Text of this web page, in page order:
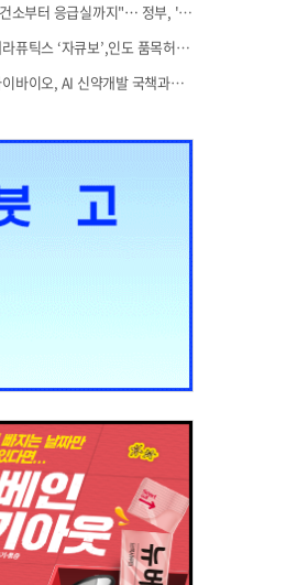
"동네 보건소부터 응급실까지"… 정부, 'AI 기본의료 전략' 의료공백 메운다
온코닉테라퓨틱스 ‘자큐보’,인도 품목허가...14억 시장 진출
파로스아이바이오, AI 신약개발 국책과제 잇단 선정…‘케미버스’ 경쟁력 입증